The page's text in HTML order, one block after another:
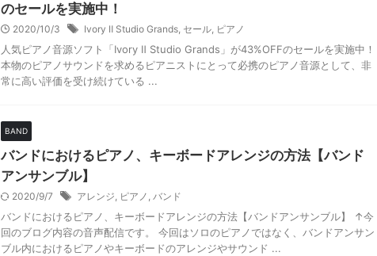
のセールを実施中！
2020/10/3 Ivory Ⅱ Studio Grands, セール, ピアノ
人気ピアノ音源ソフト「Ivory Ⅱ Studio Grands」が43%OFFのセールを実施中！
本物のピアノサウンドを求めるピアニストにとって必携のピアノ音源として、非
常に高い評価を受け続けている ...
BAND
バンドにおけるピアノ、キーボードアレンジの方法【バンド
アンサンブル】
2020/9/7 アレンジ, ピアノ , バンド
バンドにおけるピアノ、キーボードアレンジの方法【バンドアンサンブル】 ↑今
回のブログ内容の音声配信です。 今回はソロのピアノではなく、バンドアンサン
ブル内におけるピアノやキーボードのアレンジやサウンド ...